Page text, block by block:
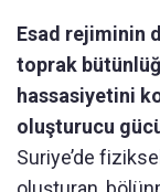
Esad rejiminin
toprak
hassasiyetini
oluşturucu
Suriye’de